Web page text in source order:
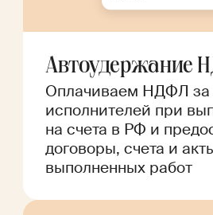
Автоудержание
Оплачиваем НДФЛ
исполнителей при
на счета в РФ и
договоры, счета и
выполненных работ